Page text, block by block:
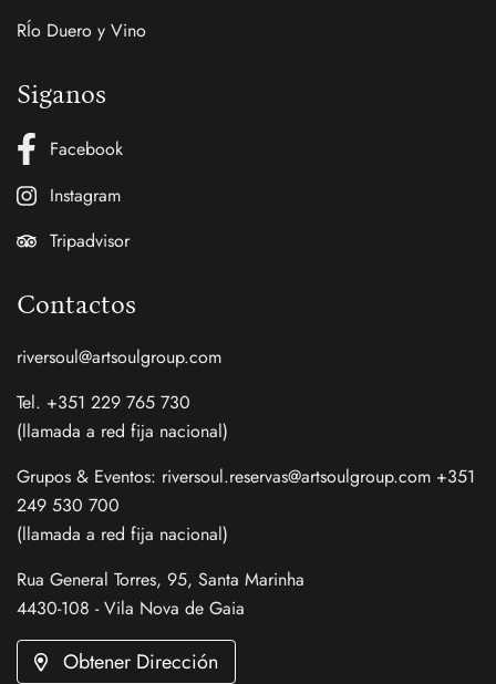
RÍo Duero y Vino
Siganos
Facebook
Instagram
Tripadvisor
Contactos
riversoul@artsoulgroup.com
Tel. +351 229 765 730
(llamada a red fija nacional)
Grupos & Eventos: riversoul.reservas@artsoulgroup.com +351
249 530 700
(llamada a red fija nacional)
Rua General Torres, 95, Santa Marinha
4430-108 - Vila Nova de Gaia
Obtener Dirección